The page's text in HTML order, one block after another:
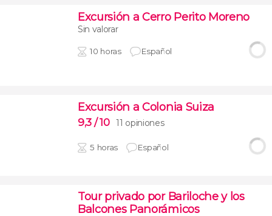
Excursión a Cerro Perito Moreno
Sin valorar
10 horas Español
Excursión a Colonia Suiza
9,3 / 10 11 opiniones
5 horas Español
Tour privado por Bariloche y los
Balcones Panorámicos